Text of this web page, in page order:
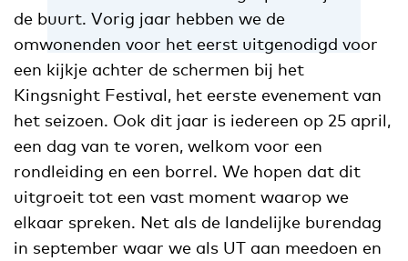
de buurt. Vorig jaar hebben we de
omwonenden voor het eerst uitgenodigd voor
een kijkje achter de schermen bij het
Kingsnight Festival, het eerste evenement van
het seizoen. Ook dit jaar is iedereen op 25 april,
een dag van te voren, welkom voor een
rondleiding en een borrel. We hopen dat dit
uitgroeit tot een vast moment waarop we
elkaar spreken. Net als de landelijke burendag
in september waar we als UT aan meedoen en